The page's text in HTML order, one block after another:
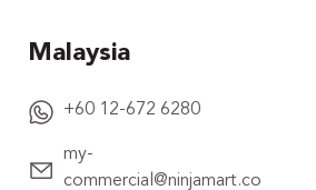
Malaysia
+60 12-672 6280
my-
commercial@ninjamart.co